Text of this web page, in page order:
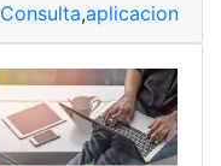
Consulta,aplicaciones